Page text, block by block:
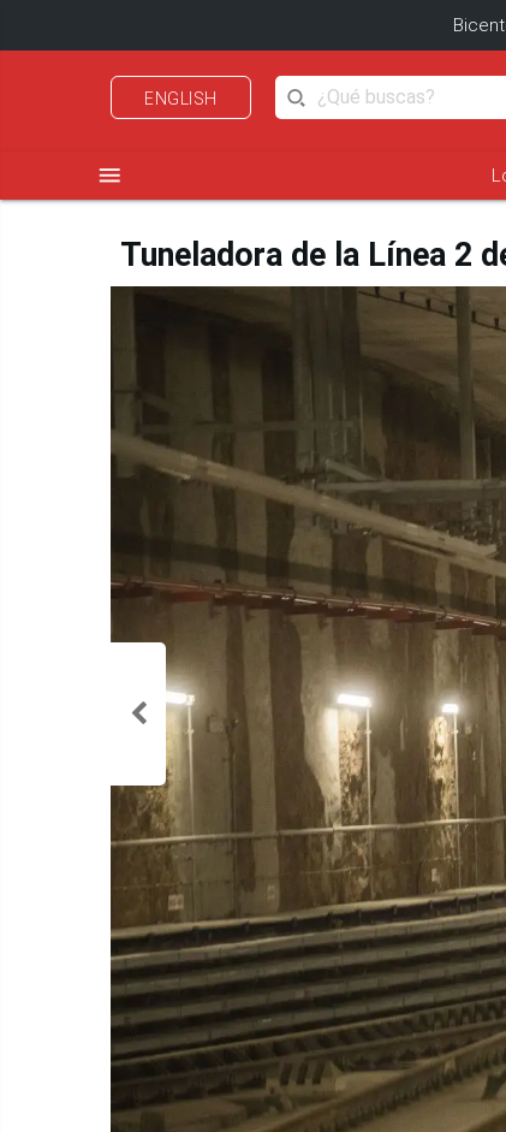
ENGLISH
menu
Tuneladora de la Línea 2